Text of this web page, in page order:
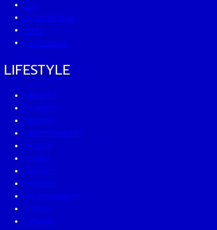
CEO
ENTREPRENEUR
GURU
SUSTAINISM
LIFESTYLE
BEAUTY
CAREER
EATERY
ENTERTAINMENT
FAMILY
LIVING
MONEY
MUTELU
SUSTAINABILITY
TECH
TRAVEL